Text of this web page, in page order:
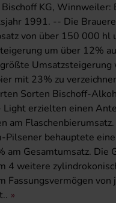
KG, Winnweiler:
1991. -- Die
von über 150 000 hl
um über 12%
Umsatzsteigerung
mit 23% zu
Sorten Bischoff-
Light erzielten einen
am
Pilsener behauptete
am Gesamtumsatz. Die
4 weitere
Fassungsvermögen